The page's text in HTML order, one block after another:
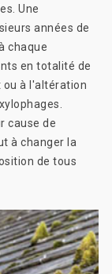
Une
années de
chaque
en totalité de
ou à l'altération
cause de
à changer la
de tous